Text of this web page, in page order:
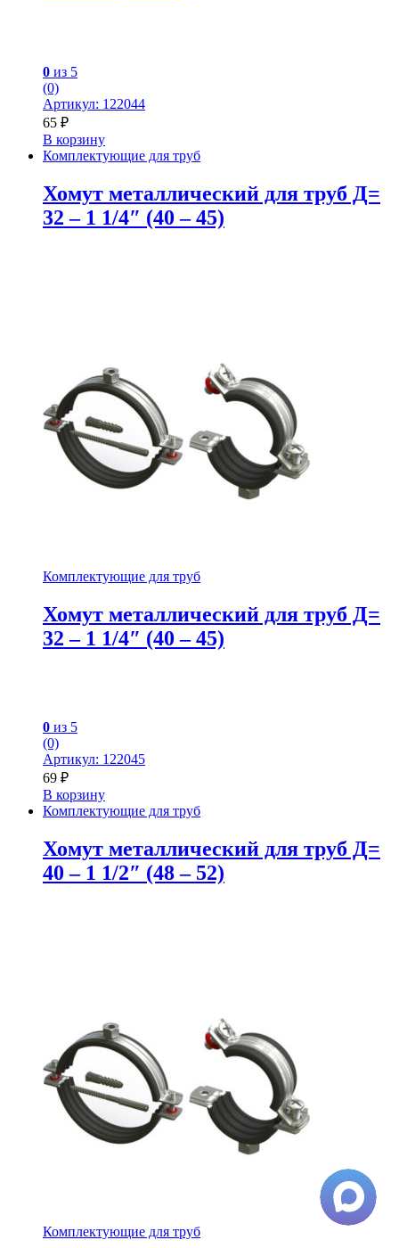
0 из 5
(0)
Артикул: 122044
65 ₽
В корзину
Комплектующие для труб
Хомут металлический для труб Д=
32 – 1 1/4″ (40 – 45)
Комплектующие для труб
Хомут металлический для труб Д=
32 – 1 1/4″ (40 – 45)
0 из 5
(0)
Артикул: 122045
69 ₽
В корзину
Комплектующие для труб
Хомут металлический для труб Д=
40 – 1 1/2″ (48 – 52)
Комплектующие для труб